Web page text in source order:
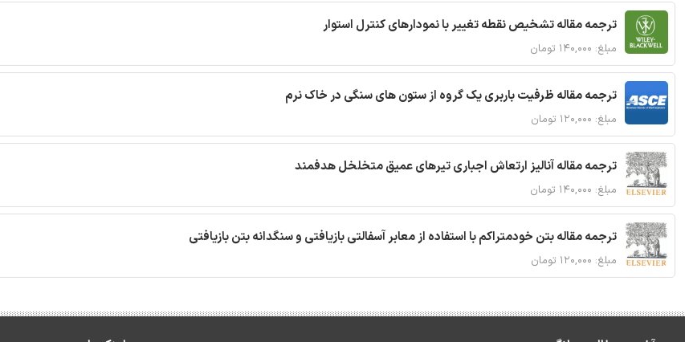
ترجمه مقاله تشخیص نقطه تغییر با نمودارهای کنترل استوار
مبلغ: ۱۴۰,۰۰۰ تومان
ترجمه مقاله ظرفیت باربری یک گروه از ستون های سنگی در خاک نرم
مبلغ: ۱۲۰,۰۰۰ تومان
ترجمه مقاله آنالیز ارتعاش اجباری تیرهای عمیق متخلخل هدفمند
مبلغ: ۱۴۰,۰۰۰ تومان
ترجمه مقاله بتن خودمتراکم با استفاده از معابر آسفالتی بازیافتی و سنگدانه بتن بازیافتی
مبلغ: ۱۲۰,۰۰۰ تومان